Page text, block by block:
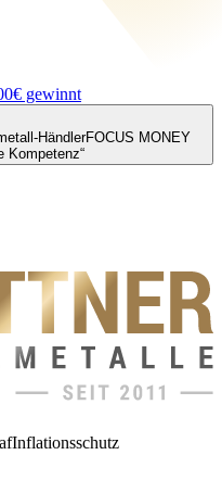
gewinnt
HändlerFOCUS MONEY
Kompetenz“
Inflationsschutz